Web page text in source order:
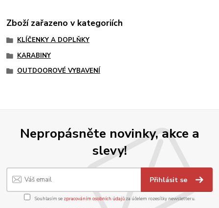
Zboží zařazeno v kategoriích
KLÍČENKY A DOPLŇKY
KARABINY
OUTDOOROVÉ VYBAVENÍ
Nepropásněte novinky, akce a
slevy!
Přihlásit se
Souhlasím se zpracováním osobních údajůza účelem rozesílky newsletteru.